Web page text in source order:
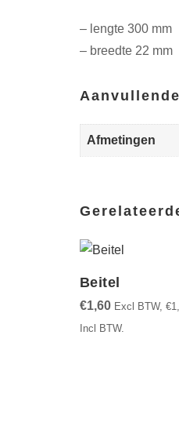
– lengte 300 mm
– breedte 22 mm
Afmetingen
Beitel
€1,60 Excl BTW, €
Incl BTW.